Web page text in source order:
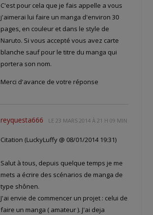
C'est pour cela que je fais appelle a vous
j'aimerai lui faire un manga d'environ 30
pages, en couleur et dans le style de
Naruto. Si vous accepté vous avez carte
blanche sauf pour le titre du manga qui
portera son nom.
Merci d'avance de votre réponse
reyquesta666 LE 23 MARS 2014 À 21 H 09 MIN
Citation (LuckyLuffy @ 08/01/2014 19:31)
Salut à tous, depuis quelque temps je me
mets a écrire des scénarios de manga de
type shônen.
J'ai envie de commencer un projet : celui de
faire un manga ( amateur ). J'ai deja